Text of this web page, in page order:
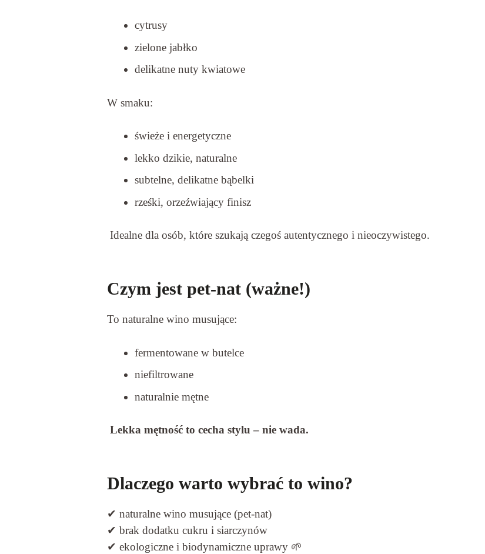
cytrusy
zielone jabłko
delikatne nuty kwiatowe
W smaku:
świeże i energetyczne
lekko dzikie, naturalne
subtelne, delikatne bąbelki
rześki, orzeźwiający finisz
Idealne dla osób, które szukają czegoś autentycznego i nieoczywistego.
Czym jest pet-nat (ważne!)
To naturalne wino musujące:
fermentowane w butelce
niefiltrowane
naturalnie mętne
Lekka mętność to cecha stylu – nie wada.
Dlaczego warto wybrać to wino?
✔ naturalne wino musujące (pet-nat)
✔ brak dodatku cukru i siarczynów
✔ ekologiczne i biodynamiczne uprawy 🌱